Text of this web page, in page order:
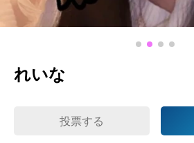
れいな
投票する